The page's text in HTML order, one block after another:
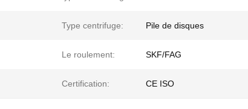
Type centrifuge: Pile de disques
Le roulement: SKF/FAG
Certification: CE ISO